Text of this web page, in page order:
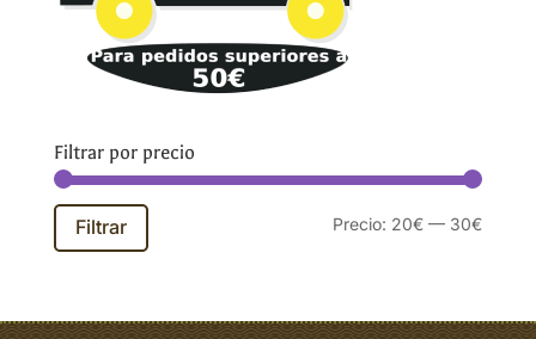
Filtrar por precio
Precio
Precio
Filtrar Precio: 20€ — 30€